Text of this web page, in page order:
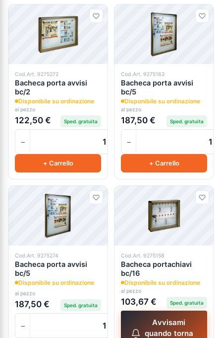
Cod.Art. 9275272
Bacheca porta avvisi
bc/2
Disponibile su ordinazione
al pezzo
122,50 € Sped. gratuita
−
+ Carrello
Cod.Art. 9275162
Bacheca porta avvisi
bc/5
Disponibile su ordinazione
al pezzo
187,50 € Sped. gratuita
−
+ Carrello
Cod.Art. 9275274
Bacheca porta avvisi
bc/5
Disponibile su ordinazione
al pezzo
187,50 € Sped. gratuita
− +
Cod.Art. 9275158
Bacheca portachiavi
bc/16
Disponibile su ordinazione
al pezzo
103,67 € Sped. gratuita
Avvisami
quando torna